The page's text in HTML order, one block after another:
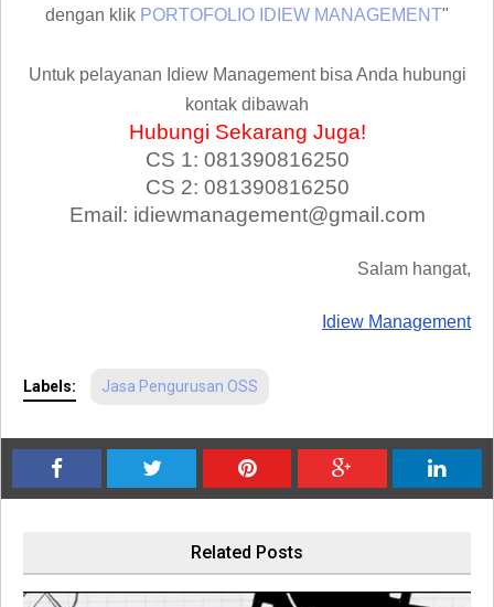
dengan klik PORTOFOLIO IDIEW MANAGEMENT"
Untuk pelayanan Idiew Management bisa Anda hubungi
kontak dibawah
Hubungi Sekarang Juga!
CS 1: 081390816250
CS 2: 081390816250
Email: idiewmanagement@gmail.com
Salam hangat,
Idiew Management
Labels: Jasa Pengurusan OSS
Related Posts